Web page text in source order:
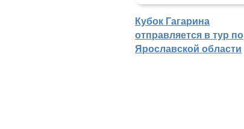
Кубок Гагарина
отправляется в тур по
Ярославской области